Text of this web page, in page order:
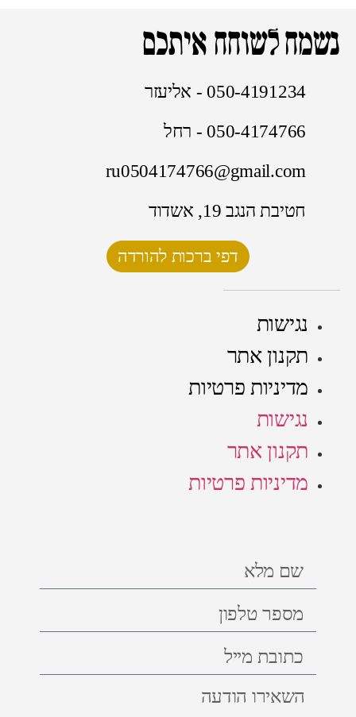
נשמח לשוחח איתכם
050-4191234 - אליעזר
050-4174766 - רחל
ru0504174766@gmail.com
חטיבת הנגב 19, אשדוד
דפי ברכות להורדה
נגישות
תקנון אתר
מדיניות פרטיות
נגישות
תקנון אתר
מדיניות פרטיות